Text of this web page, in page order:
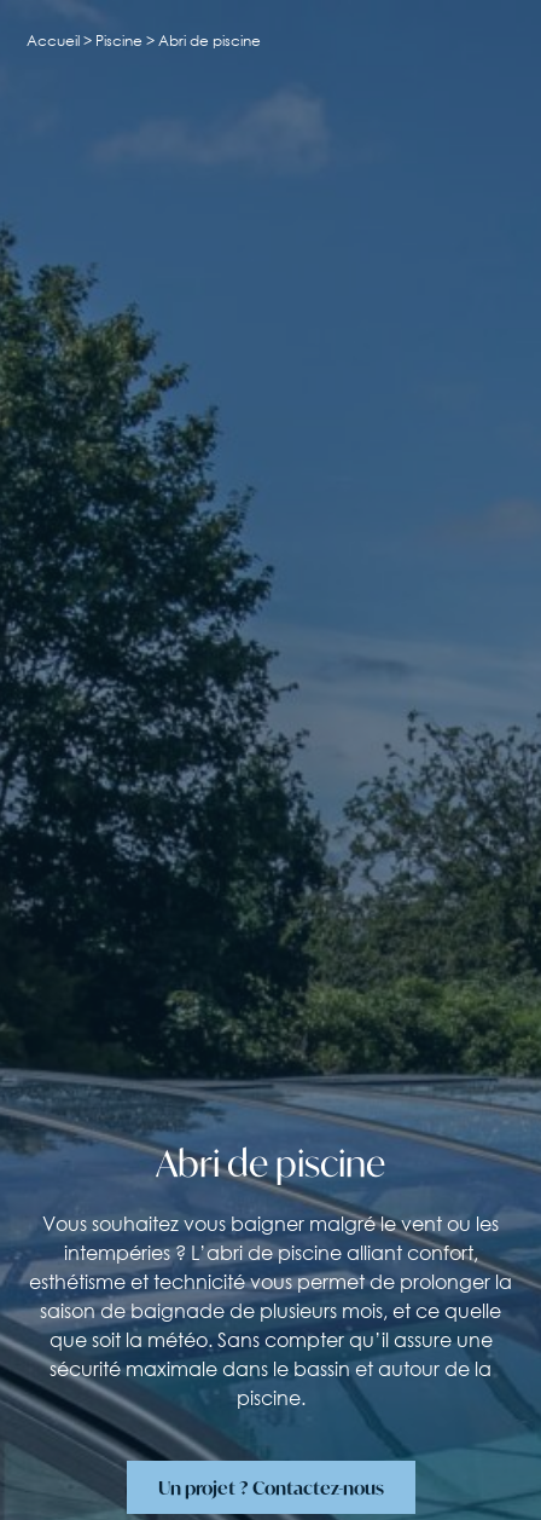
Accueil > Piscine >Abri de piscine
Abridepiscine
Vous souhaitez vous baigner malgré le vent ou les
intempéries ? L’abri de piscine alliant confort,
esthétisme et technicité vous permet de prolonger la
saison de baignade de plusieurs mois, et ce quelle
que soit la météo. Sans compter qu’il assure une
sécurité maximale dans le bassin et autour de la
piscine.
Un projet ? Contactez-nous